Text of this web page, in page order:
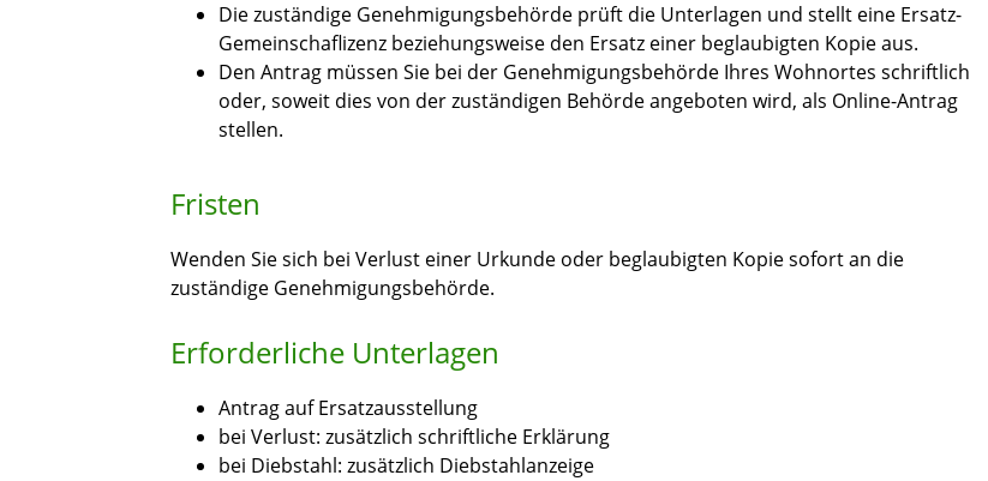
Die zuständige Genehmigungsbehörde prüft die Unterlagen und stellt eine Ersatz-
Gemeinschaflizenz beziehungsweise den Ersatz einer beglaubigten Kopie aus.
Den Antrag müssen Sie bei der Genehmigungsbehörde Ihres Wohnortes schriftlich
oder, soweit dies von der zuständigen Behörde angeboten wird, als Online-Antrag
stellen.
Fristen
Wenden Sie sich bei Verlust einer Urkunde oder beglaubigten Kopie sofort an die
zuständige Genehmigungsbehörde.
Erforderliche Unterlagen
Antrag auf Ersatzausstellung
bei Verlust: zusätzlich schriftliche Erklärung
bei Diebstahl: zusätzlich Diebstahlanzeige